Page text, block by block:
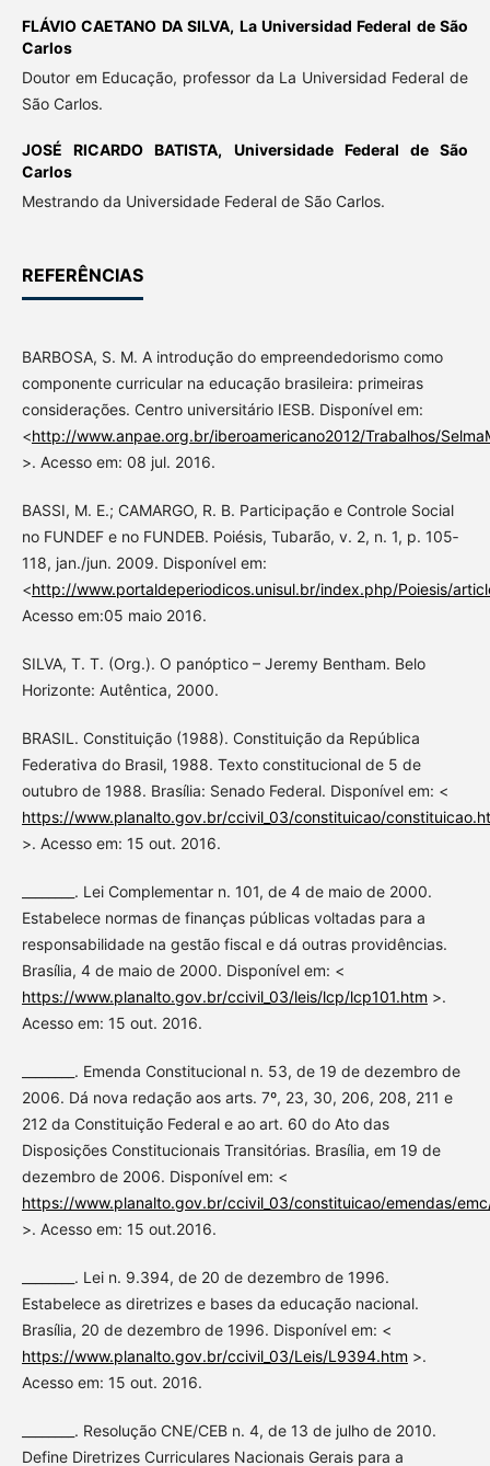
FLÁVIO CAETANO DA SILVA, La Universidad Federal de São
Carlos
Doutor em Educação, professor da La Universidad Federal de
São Carlos.
JOSÉ RICARDO BATISTA, Universidade Federal de São
Carlos
Mestrando da Universidade Federal de São Carlos.
REFERÊNCIAS
BARBOSA, S. M. A introdução do empreendedorismo como
componente curricular na educação brasileira: primeiras
considerações. Centro universitário IESB. Disponível em:
<http://www.anpae.org.br/iberoamericano2012/Trabalhos/
>. Acesso em: 08 jul. 2016.
BASSI, M. E.; CAMARGO, R. B. Participação e Controle Social
no FUNDEF e no FUNDEB. Poiésis, Tubarão, v. 2, n. 1, p. 105‐
118, jan./jun. 2009. Disponível em:
<http://www.portaldeperiodicos.unisul.br/index.php/Poiesis/
Acesso em:05 maio 2016.
SILVA, T. T. (Org.). O panóptico – Jeremy Bentham. Belo
Horizonte: Autêntica, 2000.
BRASIL. Constituição (1988). Constituição da República
Federativa do Brasil, 1988. Texto constitucional de 5 de
outubro de 1988. Brasília: Senado Federal. Disponível em: <
https://www.planalto.gov.br/ccivil_03/constituicao/
>. Acesso em: 15 out. 2016.
________. Lei Complementar n. 101, de 4 de maio de 2000.
Estabelece normas de finanças públicas voltadas para a
responsabilidade na gestão fiscal e dá outras providências.
Brasília, 4 de maio de 2000. Disponível em: <
https://www.planalto.gov.br/ccivil_03/leis/lcp/lcp101.htm >.
Acesso em: 15 out. 2016.
________. Emenda Constitucional n. 53, de 19 de dezembro de
2006. Dá nova redação aos arts. 7º, 23, 30, 206, 208, 211 e
212 da Constituição Federal e ao art. 60 do Ato das
Disposições Constitucionais Transitórias. Brasília, em 19 de
dezembro de 2006. Disponível em: <
https://www.planalto.gov.br/ccivil_03/constituicao/emendas/
>. Acesso em: 15 out.2016.
________. Lei n. 9.394, de 20 de dezembro de 1996.
Estabelece as diretrizes e bases da educação nacional.
Brasília, 20 de dezembro de 1996. Disponível em: <
https://www.planalto.gov.br/ccivil_03/Leis/L9394.htm >.
Acesso em: 15 out. 2016.
________. Resolução CNE/CEB n. 4, de 13 de julho de 2010.
Define Diretrizes Curriculares Nacionais Gerais para a